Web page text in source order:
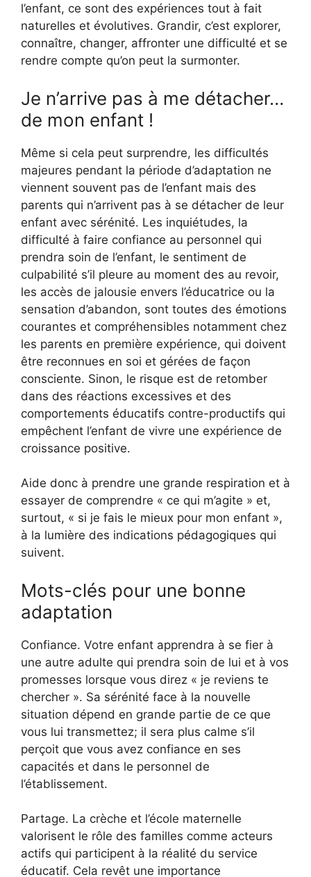
l’enfant, ce sont des expériences tout à fait
naturelles et évolutives. Grandir, c’est explorer,
connaître, changer, affronter une difficulté et se
rendre compte qu’on peut la surmonter.
Je n’arrive pas à me détacher…
de mon enfant !
Même si cela peut surprendre, les difficultés
majeures pendant la période d’adaptation ne
viennent souvent pas de l’enfant mais des
parents qui n’arrivent pas à se détacher de leur
enfant avec sérénité. Les inquiétudes, la
difficulté à faire confiance au personnel qui
prendra soin de l’enfant, le sentiment de
culpabilité s’il pleure au moment des au revoir,
les accès de jalousie envers l’éducatrice ou la
sensation d’abandon, sont toutes des émotions
courantes et compréhensibles notamment chez
les parents en première expérience, qui doivent
être reconnues en soi et gérées de façon
consciente. Sinon, le risque est de retomber
dans des réactions excessives et des
comportements éducatifs contre-productifs qui
empêchent l’enfant de vivre une expérience de
croissance positive.
Aide donc à prendre une grande respiration et à
essayer de comprendre « ce qui m’agite » et,
surtout, « si je fais le mieux pour mon enfant »,
à la lumière des indications pédagogiques qui
suivent.
Mots-clés pour une bonne
adaptation
Confiance. Votre enfant apprendra à se fier à
une autre adulte qui prendra soin de lui et à vos
promesses lorsque vous direz « je reviens te
chercher ». Sa sérénité face à la nouvelle
situation dépend en grande partie de ce que
vous lui transmettez; il sera plus calme s’il
perçoit que vous avez confiance en ses
capacités et dans le personnel de
l’établissement.
Partage. La crèche et l’école maternelle
valorisent le rôle des familles comme acteurs
actifs qui participent à la réalité du service
éducatif. Cela revêt une importance